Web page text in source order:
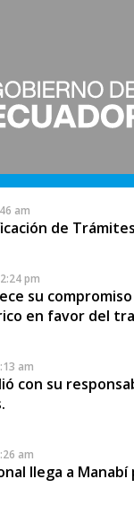
am
de
pm
su
en favor del
am
con su
am
llega a